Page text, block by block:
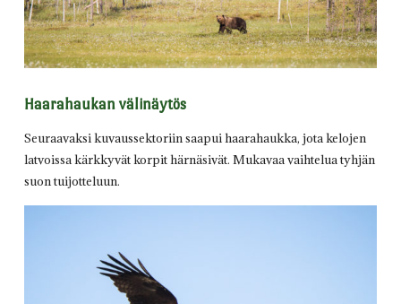
Haarahaukan välinäytös
Seuraavaksi kuvaussektoriin saapui haarahaukka, jota kelojen
latvoissa kärkkyvät korpit härnäsivät. Mukavaa vaihtelua tyhjän
suon tuijotteluun.